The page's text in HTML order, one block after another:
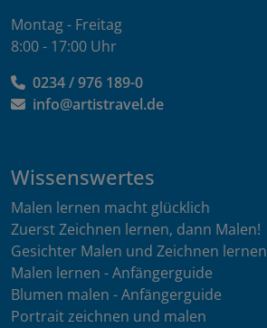
Montag - Freitag
8:00 - 17:00 Uhr
0234 / 976 189-0
info@artistravel.de
Wissenswertes
Malen lernen macht glücklich
Zuerst Zeichnen lernen, dann Malen!
Gesichter Malen und Zeichnen lernen
Malen lernen - Anfängerguide
Blumen malen - Anfängerguide
Portrait zeichnen und malen